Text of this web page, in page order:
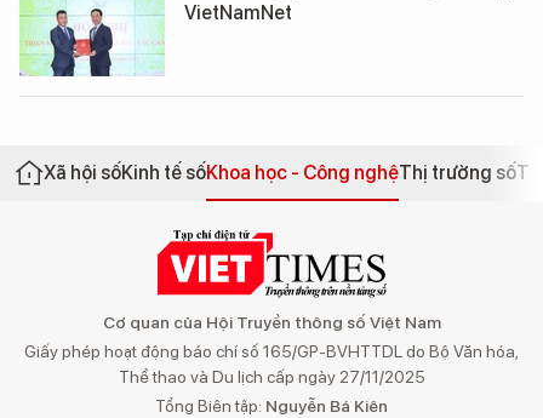
VietNamNet
Xã hội sốKinh tế sốKhoa học - Công nghệThị trường số
Cơ quan của Hội Truyền thông số Việt Nam
Giấy phép hoạt động báo chí số 165/GP-BVHTTDL do Bộ Văn hóa,
Thể thao và Du lịch cấp ngày 27/11/2025
Tổng Biên tập: Nguyễn Bá Kiên